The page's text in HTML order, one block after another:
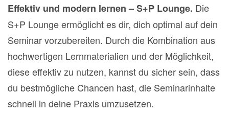
Effektiv und modern lernen – S+P Lounge. Die
S+P Lounge ermöglicht es dir, dich optimal auf dein
Seminar vorzubereiten. Durch die Kombination aus
hochwertigen Lernmaterialien und der Möglichkeit,
diese effektiv zu nutzen, kannst du sicher sein, dass
du bestmögliche Chancen hast, die Seminarinhalte
schnell in deine Praxis umzusetzen.